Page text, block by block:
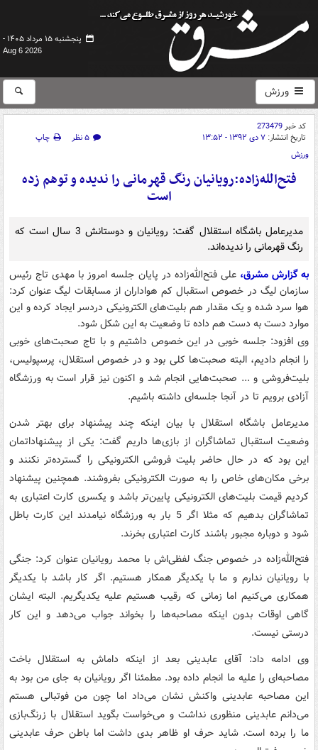
پنجشنبه ۱۵ مرداد ۱۴۰۵ -
Aug 6 2026
ورزش
کد خبر273479
تاریخ انتشار: ۷ دی ۱۳۹۲ - ۱۳:۵۲ ۵ نظر
چاپ
ورزش
فتح‌الله‌زاده:رویانیان رنگ قهرمانی را ندیده و توهم زده
است
مدیرعامل باشگاه استقلال گفت: رویانیان و دوستانش 3 سال است که
رنگ قهرمانی را ندیده‌اند.
به گزارش مشرق،علی فتح‌الله‌زاده در پایان جلسه امروز با مهدی تاج رئیس
سازمان لیگ در خصوص استقبال کم هواداران از مسابقات لیگ عنوان کرد:
هوا سرد شده و یک مقدار هم بلیت‌های الکترونیکی دردسر ایجاد کرده و این
موارد دست به دست هم داده تا وضعیت به این شکل شود.
وی افزود: جلسه خوبی در این خصوص داشتیم و با تاج صحبت‌های خوبی
را انجام دادیم، البته صحبت‌ها کلی بود و در خصوص استقلال، پرسپولیس،
بلیت‌فروشی و ... صحبت‌هایی انجام شد و اکنون نیز قرار است به ورزشگاه
آزادی برویم تا در آنجا جلسه‌ای داشته باشیم.
مدیرعامل باشگاه استقلال با بیان اینکه چند پیشنهاد برای بهتر شدن
وضعیت استقبال تماشاگران از بازی‌ها داریم گفت: یکی از پیشنهاداتمان
این بود که در حال حاضر بلیت فروشی الکترونیکی را گسترده‌تر نکنند و
برخی مکان‌های خاص را به صورت الکترونیکی بفروشند. همچنین پیشنهاد
کردیم قیمت بلیت‌های الکترونیکی پایین‌تر باشد و یکسری کارت اعتباری به
تماشاگران بدهیم که مثلا اگر 5 بار به ورزشگاه نیامدند این کارت باطل
شود و دوباره مجبور باشند کارت اعتباری بخرند.
فتح‌الله‌زاده در خصوص جنگ لفظی‌اش با محمد رویانیان عنوان کرد: جنگی
با رویانیان ندارم و ما با یکدیگر همکار هستیم. اگر کار باشد با یکدیگر
همکاری می‌کنیم اما زمانی که رقیب هستیم علیه یکدیگریم. البته ایشان
گاهی اوقات بدون اینکه مصاحبه‌ها را بخواند جواب می‌دهد و این کار
درستی نیست.
وی ادامه داد: آقای عابدینی بعد از اینکه داماش به استقلال باخت
مصاحبه‌ای را علیه ما انجام داده بود. مطمئنا اگر رویانیان به جای من بود به
این مصاحبه عابدینی واکنش نشان می‌داد اما چون من فوتبالی هستم
می‌دانم عابدینی منظوری نداشت و می‌خواست بگوید استقلال با زرنگ‌بازی
ما را برده است. شاید حرف او ظاهر بدی داشت اما باطن حرف عابدینی